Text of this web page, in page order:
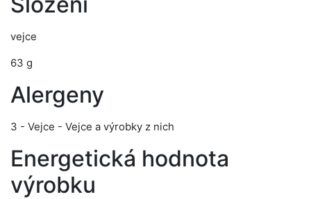
vejce
63 g
Alergeny
3 - Vejce - Vejce a výrobky z nich
Energetická hodnota
výrobku